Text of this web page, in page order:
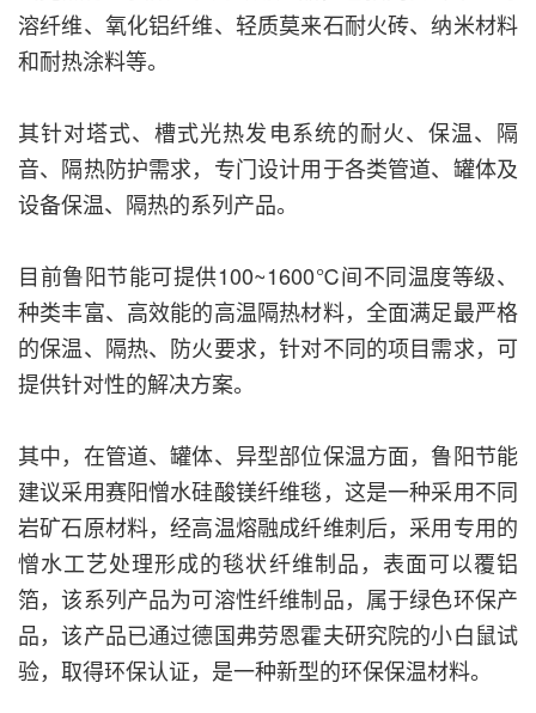
溶纤维、氧化铝纤维、轻质莫来石耐火砖、纳米材料
和耐热涂料等。
其针对塔式、槽式光热发电系统的耐火、保温、隔
音、隔热防护需求，专门设计用于各类管道、罐体及
设备保温、隔热的系列产品。
目前鲁阳节能可提供100~1600℃间不同温度等级、
种类丰富、高效能的高温隔热材料，全面满足最严格
的保温、隔热、防火要求，针对不同的项目需求，可
提供针对性的解决方案。
其中，在管道、罐体、异型部位保温方面，鲁阳节能
建议采用赛阳憎水硅酸镁纤维毯，这是一种采用不同
岩矿石原材料，经高温熔融成纤维刺后，采用专用的
憎水工艺处理形成的毯状纤维制品，表面可以覆铝
箔，该系列产品为可溶性纤维制品，属于绿色环保产
品，该产品已通过德国弗劳恩霍夫研究院的小白鼠试
验，取得环保认证，是一种新型的环保保温材料。